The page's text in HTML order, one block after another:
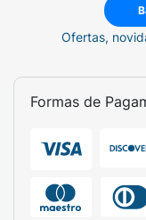
Ofertas,
Formas de